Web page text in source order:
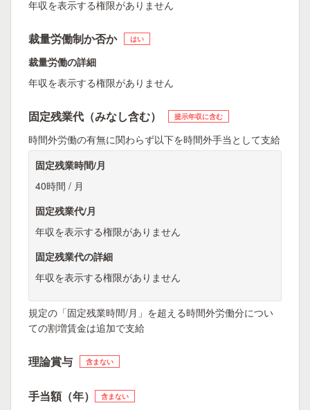
年収を表示する権限がありません
裁量労働制か否か はい
裁量労働の詳細
年収を表示する権限がありません
固定残業代（みなし含む） 提示年収に含む
時間外労働の有無に関わらず以下を時間外手当として支給
固定残業時間/月
40時間 / 月
固定残業代/月
年収を表示する権限がありません
固定残業代の詳細
年収を表示する権限がありません
規定の「固定残業時間/月」を超える時間外労働分につい
ての割増賃金は追加で支給
理論賞与 含まない
手当額（年） 含まない